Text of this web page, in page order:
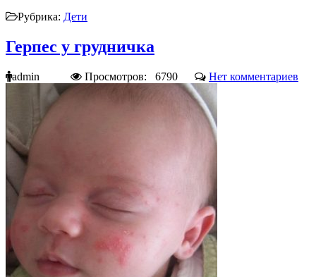
Рубрика: Дети
Герпес у грудничка
admin Просмотров: 6790 Нет комментариев